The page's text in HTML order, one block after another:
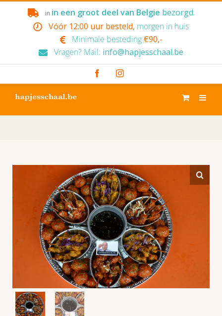
in in een groot deel van Belgie bezorgd.
Vóór 12:00 uur besteld, morgen in huis
Minimale besteding €90,-
Vragen? Mail: info@hapjesschaal.be
FacebookInstagram